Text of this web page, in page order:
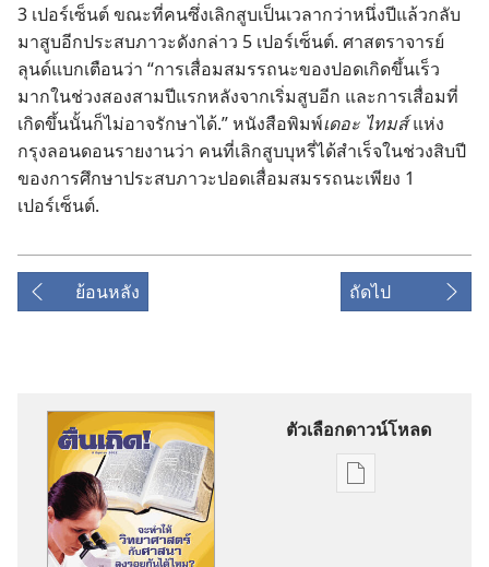
3 เปอร์เซ็นต์ ขณะ​ที่​คน​ซึ่ง​เลิก​สูบ​เป็น​เวลา​กว่า​หนึ่ง​ปี​แล้ว​กลับ​
มา​สูบ​อีก​ประสบ​ภาวะ​ดัง​กล่าว 5 เปอร์เซ็นต์. ศาสตราจารย์​
ลุนด์แบก​เตือน​ว่า “การ​เสื่อม​สมรรถนะ​ของ​ปอด​เกิด​ขึ้น​เร็ว​
มาก​ใน​ช่วง​สอง​สาม​ปี​แรก​หลัง​จาก​เริ่ม​สูบ​อีก และ​การ​เสื่อม​ที่​
เกิด​ขึ้น​นั้น​ก็​ไม่​อาจ​รักษา​ได้.” หนังสือ​พิมพ์​เดอะ ไทมส์แห่ง​
กรุง​ลอนดอน​รายงาน​ว่า คน​ที่​เลิก​สูบ​บุหรี่​ได้​สำเร็จ​ใน​ช่วง​สิบ​ปี​
ของ​การ​ศึกษา​ประสบ​ภาวะ​ปอด​เสื่อม​สมรรถนะ​เพียง 1
เปอร์เซ็นต์.
ย้อนหลัง ถัดไป
ตัวเลือกดาวน์โหลด
ตัว